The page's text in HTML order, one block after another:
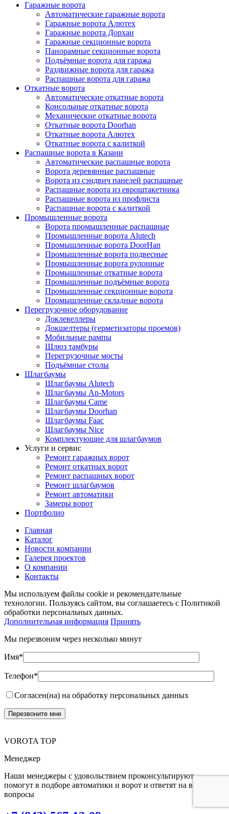
Гаражные ворота
Автоматические гаражные ворота
Гаражные ворота Алютех
Гаражные ворота Дорхан
Гаражные секционные ворота
Панорамные секционные ворота
Подъёмные ворота для гаража
Раздвижные ворота для гаража
Распашные ворота для гаража
Откатные ворота
Автоматические откатные ворота
Консольные откатные ворота
Механические откатные ворота
Откатные ворота Doorhan
Откатные ворота Алютех
Откатные ворота с калиткой
Распашные ворота в Казани
Автоматические распашные ворота
Ворота деревянные распашные
Ворота из сэндвич панелей распашные
Распашные ворота из евроштакетника
Распашные ворота из профлиста
Распашные ворота с калиткой
Промышленные ворота
Ворота промышленные распашные
Промышленные ворота Alutech
Промышленные ворота DoorHan
Промышленные ворота подвесные
Промышленные ворота рулонные
Промышленные откатные ворота
Промышленные подъёмные ворота
Промышленные секционные ворота
Промышленные складные ворота
Перегрузочное оборудование
Доклевеллеры
Докшелтеры (герметизаторы проемов)
Мобильные рампы
Шлюз тамбуры
Перегрузочные мосты
Подъёмные столы
Шлагбаумы
Шлагбаумы Alutech
Шлагбаумы An-Motors
Шлагбаумы Came
Шлагбаумы Doorhan
Шлагбаумы Faac
Шлагбаумы Nice
Комплектующие для шлагбаумов
Услуги и сервис
Ремонт гаражных ворот
Ремонт откатных ворот
Ремонт распашных ворот
Ремонт шлагбаумов
Ремонт автоматики
Замеры ворот
Портфолио
Главная
Каталог
Новости компании
Галерея проектов
О компании
Контакты
Мы используем файлы cookie и рекомендательные
технологии. Пользуясь сайтом, вы соглашаетесь с Политикой
обработки персональных данных.
Дополнительная информация Принять
Мы перезвоним через несколько минут
Имя*
Телефон*
Согласен(на) на обработку персональных данных
VOROTA TOP
Менеджер
Наши менеджеры с удовольствием проконсультируют,
помогут в подборе автоматики и ворот и ответят на все Ваши
вопросы